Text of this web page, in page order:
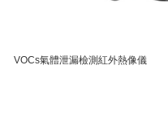
VOCs氣體泄漏檢測紅外熱像儀